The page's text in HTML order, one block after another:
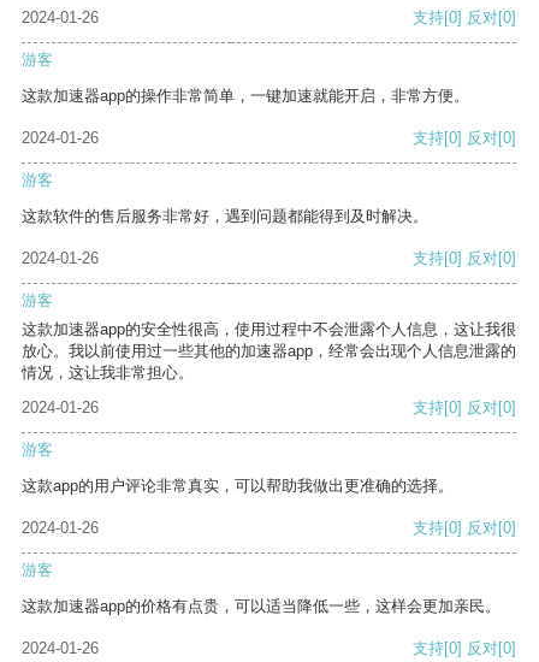
2024-01-26
支持[0] 反对[0]
游客
这款加速器app的操作非常简单，一键加速就能开启，非常方便。
2024-01-26 支持[0] 反对[0]
游客
这款软件的售后服务非常好，遇到问题都能得到及时解决。
2024-01-26 支持[0] 反对[0]
游客
这款加速器app的安全性很高，使用过程中不会泄露个人信息，这让我很
放心。我以前使用过一些其他的加速器app，经常会出现个人信息泄露的
情况，这让我非常担心。
2024-01-26
支持[0] 反对[0]
游客
这款app的用户评论非常真实，可以帮助我做出更准确的选择。
2024-01-26 支持[0] 反对[0]
游客
这款加速器app的价格有点贵，可以适当降低一些，这样会更加亲民。
2024-01-26 支持[0] 反对[0]